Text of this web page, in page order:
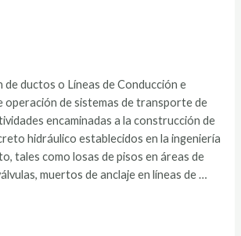
de ductos o Líneas de Conducción e
de sistemas de transporte de
encaminadas a la construcción de
hidráulico establecidos en la ingeniería
tales como losas de pisos en áreas de
muertos de anclaje en líneas de …